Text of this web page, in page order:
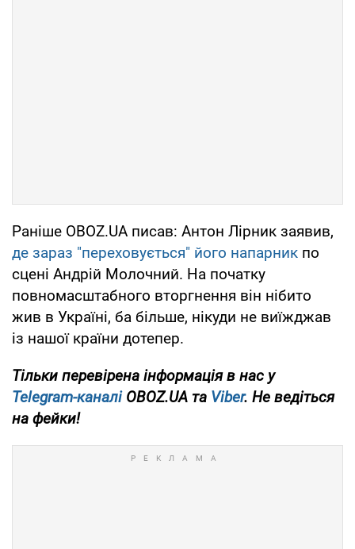
Раніше OBOZ.UA писав: Антон Лірник заявив,
де зараз "переховується" його напарник по
сцені Андрій Молочний. На початку
повномасштабного вторгнення він нібито
жив в Україні, ба більше, нікуди не виїжджав
із нашої країни дотепер.
Тільки перевірена інформація в нас у
Telegram-каналіOBOZ.UA та Viber. Не ведіться
на фейки!